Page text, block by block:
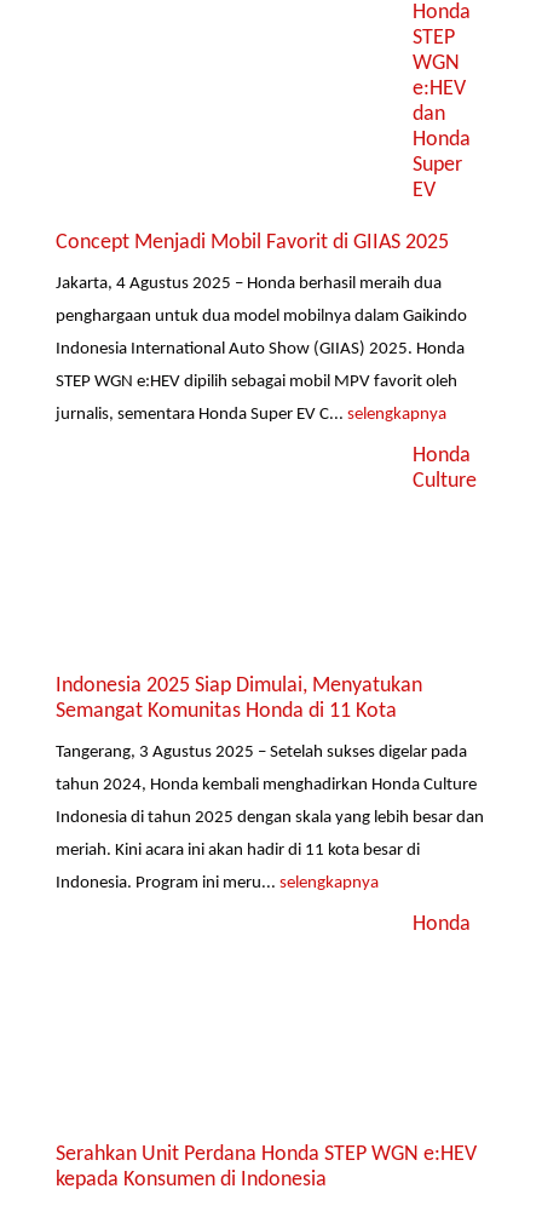
Honda
STEP
WGN
e:HEV
dan
Honda
Super
EV
Concept Menjadi Mobil Favorit di GIIAS 2025
Jakarta, 4 Agustus 2025 – Honda berhasil meraih dua
penghargaan untuk dua model mobilnya dalam Gaikindo
Indonesia International Auto Show (GIIAS) 2025. Honda
STEP WGN e:HEV dipilih sebagai mobil MPV favorit oleh
jurnalis, sementara Honda Super EV C...selengkapnya
Honda
Culture
Indonesia 2025 Siap Dimulai, Menyatukan
Semangat Komunitas Honda di 11 Kota
Tangerang, 3 Agustus 2025 – Setelah sukses digelar pada
tahun 2024, Honda kembali menghadirkan Honda Culture
Indonesia di tahun 2025 dengan skala yang lebih besar dan
meriah. Kini acara ini akan hadir di 11 kota besar di
Indonesia. Program ini meru...selengkapnya
Honda
Serahkan Unit Perdana Honda STEP WGN e:HEV
kepada Konsumen di Indonesia